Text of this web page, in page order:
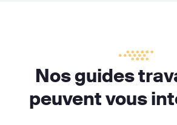
Nos guides
peuvent vous